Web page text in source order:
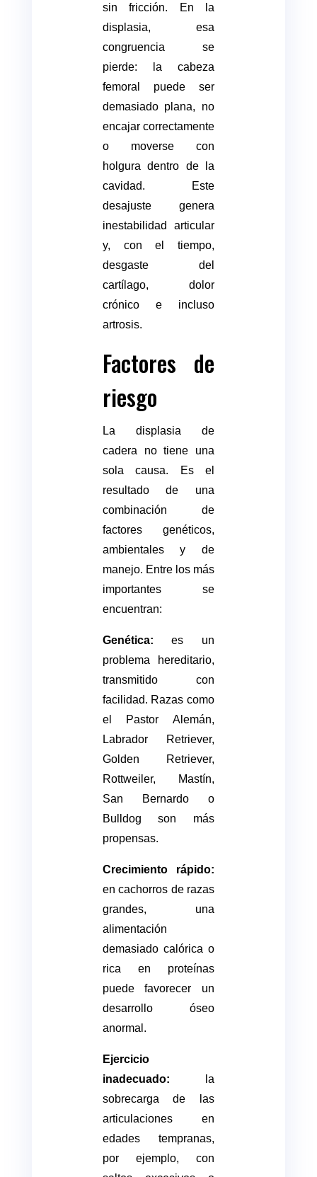
sin fricción. En la
displasia, esa
congruencia se
pierde: la cabeza
femoral puede ser
demasiado plana, no
encajar correctamente
o moverse con
holgura dentro de la
cavidad. Este
desajuste genera
inestabilidad articular
y, con el tiempo,
desgaste del
cartílago, dolor
crónico e incluso
artrosis.
Factores de
riesgo
La displasia de
cadera no tiene una
sola causa. Es el
resultado de una
combinación de
factores genéticos,
ambientales y de
manejo. Entre los más
importantes se
encuentran:
Genética: es un
problema hereditario,
transmitido con
facilidad. Razas como
el Pastor Alemán,
Labrador Retriever,
Golden Retriever,
Rottweiler, Mastín,
San Bernardo o
Bulldog son más
propensas.
Crecimiento rápido:
en cachorros de razas
grandes, una
alimentación
demasiado calórica o
rica en proteínas
puede favorecer un
desarrollo óseo
anormal.
Ejercicio
inadecuado: la
sobrecarga de las
articulaciones en
edades tempranas,
por ejemplo, con